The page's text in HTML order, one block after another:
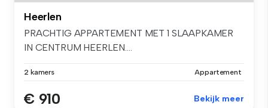
Heerlen
PRACHTIG APPARTEMENT MET 1 SLAAPKAMER
IN CENTRUM HEERLEN....
2 kamers Appartement
€ 910 Bekijk meer